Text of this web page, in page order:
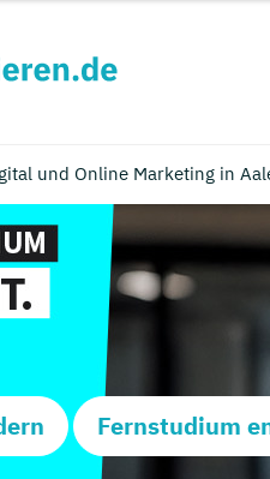
und Online Marketing in
Fernstudium